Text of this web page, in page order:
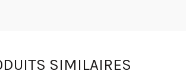
SIMILAIRES